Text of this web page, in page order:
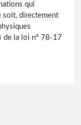
qui
soit, directement
de la loi n° 78-17